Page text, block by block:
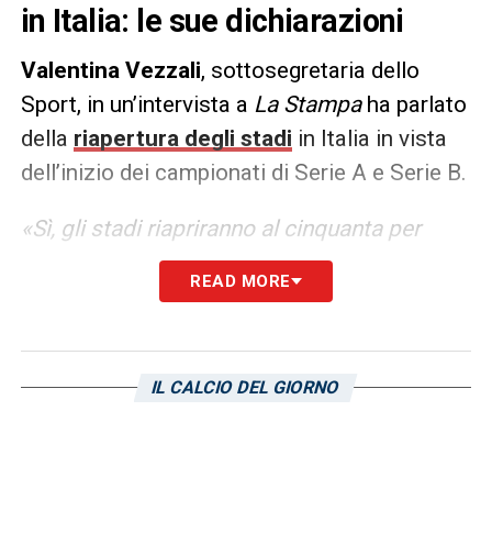
in Italia: le sue dichiarazioni
Valentina Vezzali, sottosegretaria dello
Sport, in un’intervista a La Stampaha parlato
della riapertura degli stadi in Italia in vista
dell’inizio dei campionati di Serie A e Serie B.
«Sì, gli stadi riapriranno al cinquanta per
cento all’aperto e al venticinque per cento al
chiuso. Io ho proposto di arrivare al
situazione vaccinale ed epidemiologica lo
READ MORE
IL CALCIO DEL GIORNO